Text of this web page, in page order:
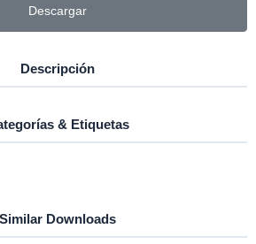
Descargar
Descripción
& Etiquetas
Similar Downloads